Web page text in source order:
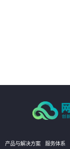
产品与解决方案 服务体系